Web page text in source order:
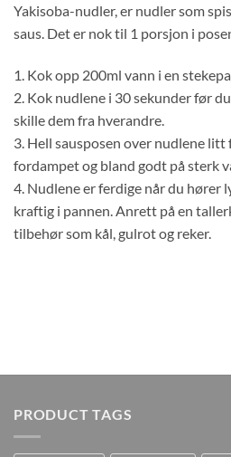
Yakisoba-nudler, er nudler som
saus. Det er nok til 1 porsjon i
1. Kok opp 200ml vann i en
2. Kok nudlene i 30 sekunder før
skille dem fra hverandre.
3. Hell sausposen over nudlene
fordampet og bland godt på sterk
4. Nudlene er ferdige når du hører
kraftig i pannen. Anrett på en
tilbehør som kål, gulrot og reker.
PRODUCT TAGS